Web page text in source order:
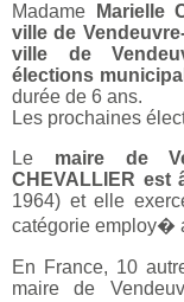
Madame
Marielle
ville de
ville de
élections
durée de 6 ans.
Les prochaines
Le maire de
CHEVALLIER est
1964) et elle
catégorie employ�
En France, 10
maire de